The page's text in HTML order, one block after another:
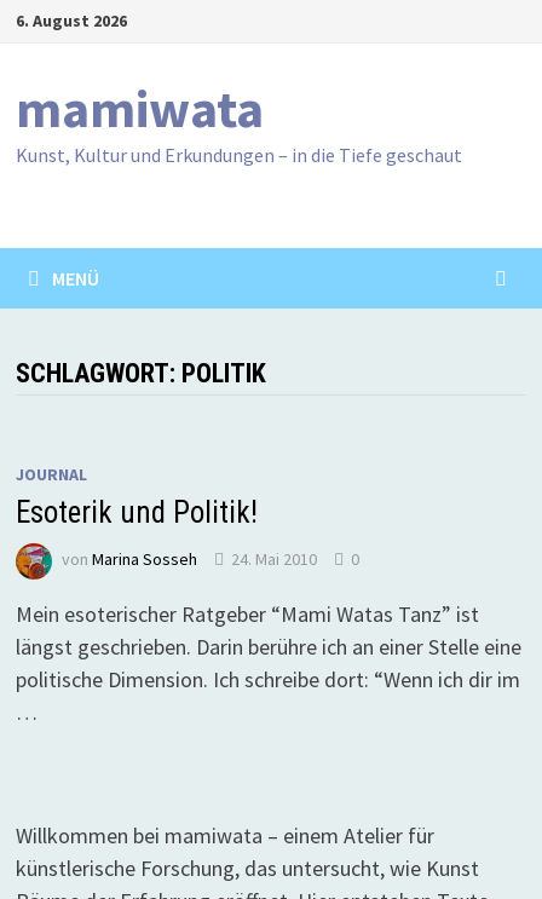
Zum6. August 2026
mamiwata
Kunst, Kultur und Erkundungen – in die Tiefe geschaut
MENÜ
SCHLAGWORT: POLITIK
JOURNAL
Esoterik und Politik!
von Marina Sosseh 24. Mai 2010 0
Mein esoterischer Ratgeber “Mami Watas Tanz” ist
längst geschrieben. Darin berühre ich an einer Stelle eine
politische Dimension. Ich schreibe dort: “Wenn ich dir im
…
Willkommen bei mamiwata – einem Atelier für
künstlerische Forschung, das untersucht, wie Kunst